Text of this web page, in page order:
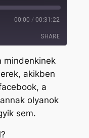
00:00 / 00:31:22
SHARE
mindenkinek
akikben
a
olyanok
sem.